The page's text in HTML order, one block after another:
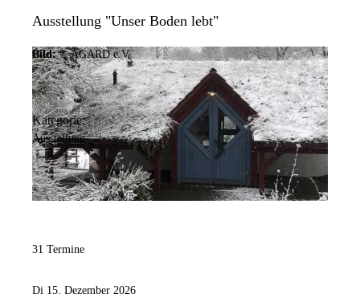
Ausstellung "Unser Boden lebt"
Bild: © AGARD e.V.
Kategorie:
Ausstellung
31 Termine
Di 15. Dezember 2026